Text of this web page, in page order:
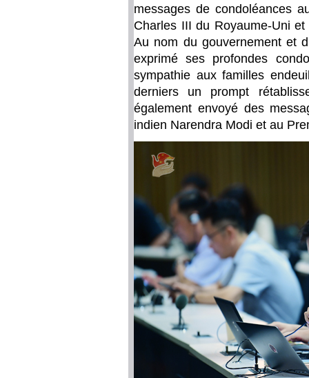
messages de condoléances
Charles III du Royaume-Uni
Au nom du gouvernement et
exprimé ses profondes
sympathie aux familles
derniers un prompt
également envoyé des
indien Narendra Modi et au